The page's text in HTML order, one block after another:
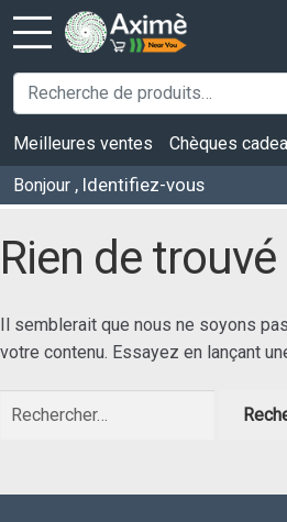
Meilleures ventes Chèques
Bonjour , Identifiez-vous
Rien de trouvé
Il semblerait que nous ne soyons
votre contenu. Essayez en lançant
Rechercher :